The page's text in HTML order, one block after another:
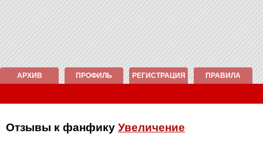
АРХИВ ПРОФИЛЬ РЕГИСТРАЦИЯ ПРАВИЛА
Отзывы к фанфику Увеличение